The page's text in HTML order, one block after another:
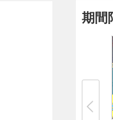
期間